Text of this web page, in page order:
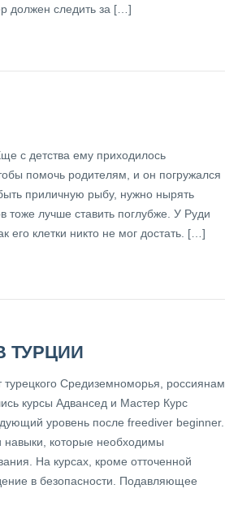
должен следить за […]
с детства ему приходилось
помочь родителям, и он погружался
приличную рыбу, нужно нырять
тоже лучше ставить поглубже. У Руди
его клетки никто не мог достать. […]
ТУРЦИИ
Средиземноморья, россиянам
курсы Адвансед и Мастер Курс
уровень после freediver beginner.
которые необходимы
На курсах, кроме отточенной
в безопасности. Подавляющее